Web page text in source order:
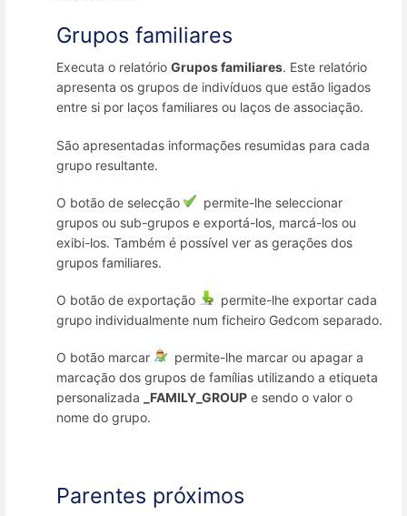
Grupos familiares
Executa o relatório Grupos familiares. Este relatório
apresenta os grupos de indivíduos que estão ligados
entre si por laços familiares ou laços de associação.
São apresentadas informações resumidas para cada
grupo resultante.
O botão de selecção
permite-lhe seleccionar
grupos ou sub-grupos e exportá-los, marcá-los ou
exibi-los. Também é possível ver as gerações dos
grupos familiares.
O botão de exportação
permite-lhe exportar cada
grupo individualmente num ficheiro Gedcom separado.
O botão marcar
permite-lhe marcar ou apagar a
marcação dos grupos de famílias utilizando a etiqueta
personalizada
_FAMILY_GROUP e sendo o valor o
nome do grupo.
Parentes próximos